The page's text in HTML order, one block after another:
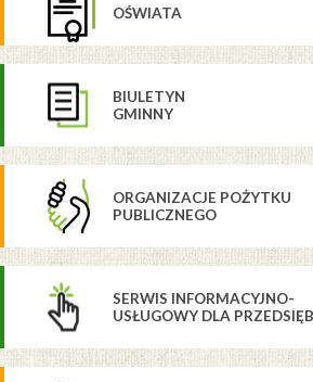
OŚWIATA
BIULETYN
GMINNY
ORGANIZACJE POŻYTKU
PUBLICZNEGO
SERWIS INFORMACYJNO-
USŁUGOWY DLA